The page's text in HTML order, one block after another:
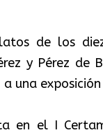
de los
y Pérez de
una
en el I